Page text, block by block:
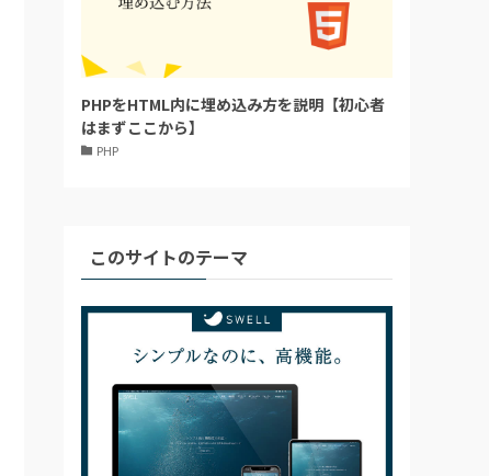
PHPをHTML内に埋め込み方を説明【初心者
はまずここから】
PHP
このサイトのテーマ